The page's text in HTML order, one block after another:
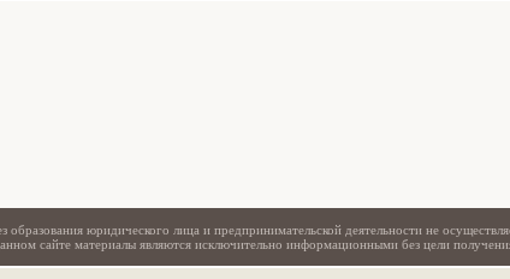
юридического лица и предпринимательской деятельности не
сайте материалы являются исключительно информационными без цели